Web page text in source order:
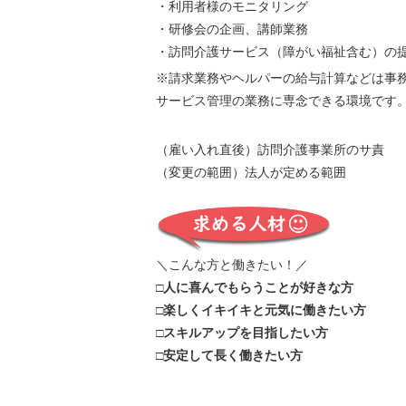
・利用者様のモニタリング
・研修会の企画、講師業務
・訪問介護サービス（障がい福祉含む）の
※請求業務やヘルパーの給与計算などは事
サービス管理の業務に専念できる環境です。
（雇い入れ直後）訪問介護事業所のサ責
（変更の範囲）法人が定める範囲
＼こんな方と働きたい！／
□人に喜んでもらうことが好きな方
□楽しくイキイキと元気に働きたい方
□スキルアップを目指したい方
□安定して長く働きたい方